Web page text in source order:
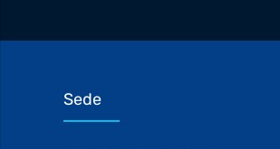
Sede